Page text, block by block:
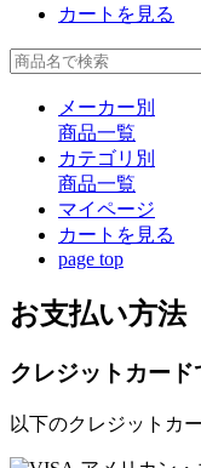
カートを見る
メーカー別
商品一覧
カテゴリ別
商品一覧
マイページ
カート を見る
page top
お支払い方法
クレジットカー
以下のクレジットカ